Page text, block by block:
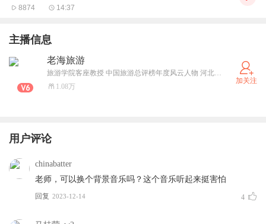
8874 14:37
主播信息
老海旅游
旅游学院客座教授 中国旅游总评榜年度风云人物 河北电台旅游栏目嘉宾主持
1.08万
加关注
用户评论
chinabatter
老师，可以换个背景音乐吗？这个音乐听起来挺害怕
回复 2023-12-14 4